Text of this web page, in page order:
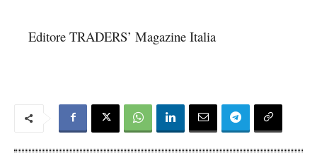
Editore TRADERS’ Magazine Italia